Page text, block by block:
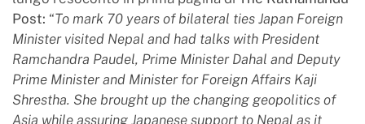
Post: “To mark 70 years of bilateral ties Japan Foreign
Minister visited Nepal and had talks with President
Ramchandra Paudel, Prime Minister Dahal and Deputy
Prime Minister and Minister for Foreign Affairs Kaji
Shrestha. She brought up the changing geopolitics of
Asia while assuring Japanese support to Nepal as it